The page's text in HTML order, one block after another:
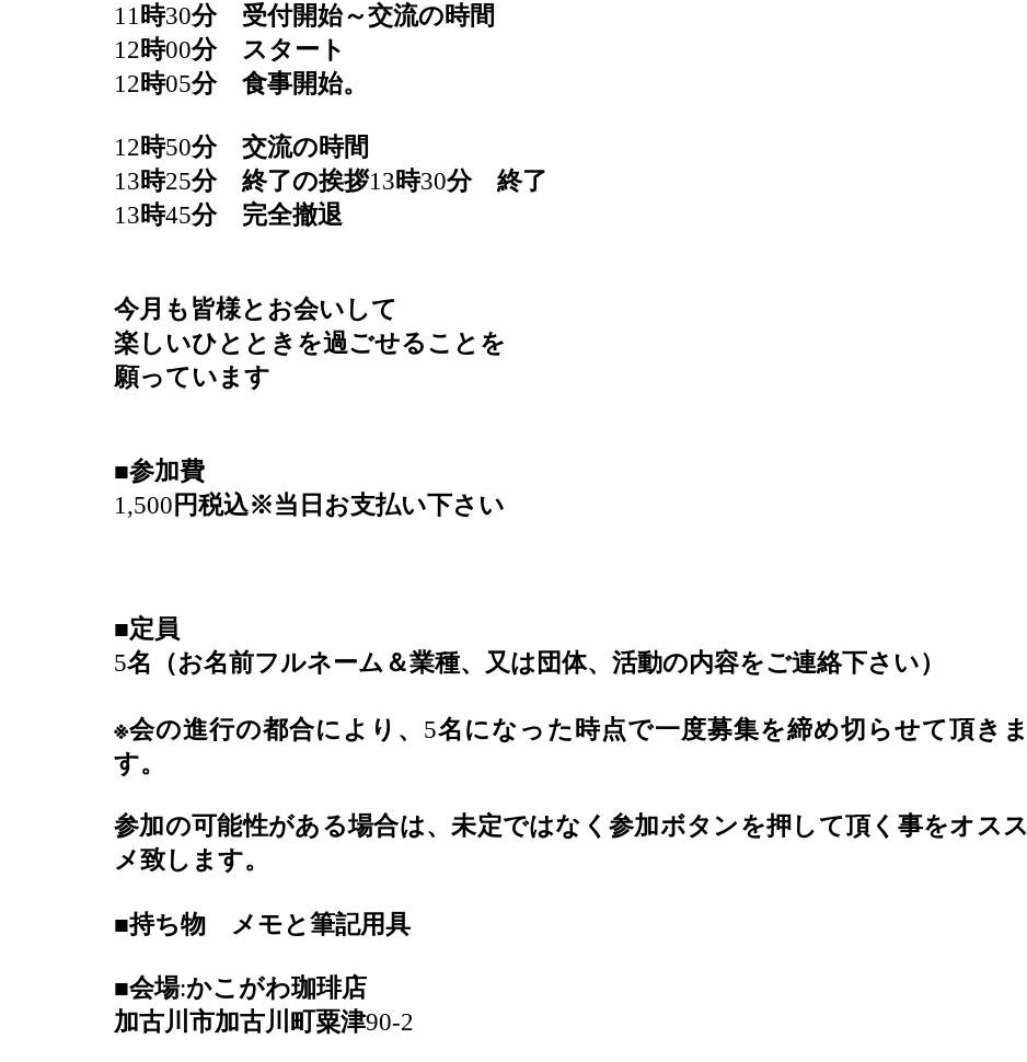
11 時30分 受付開始～交流の時間
12 時00分 スタート
12 時05分 食事開始。
12時50分 交流の時間
13時25分 終了の挨拶13時30分 終了
13時45分 完全撤退
今月も皆様とお会いして
楽しいひとときを過ごせることを
願っています
■参加費
1,500 円税込※当日お支払い下さい
■定員
5名（お名前フルネーム＆業種、又は団体、活動の内容をご連絡下さい）
※会の進行の都合により、 5名になった時点で一度募集を締め切らせて頂きま
す。
参加の可能性がある場合は、未定ではなく参加ボタンを押して頂く事をオスス
メ致します。
■持ち物 メモと筆記用具
■会場:かこがわ珈琲店
加古川市加古川町粟津90-2